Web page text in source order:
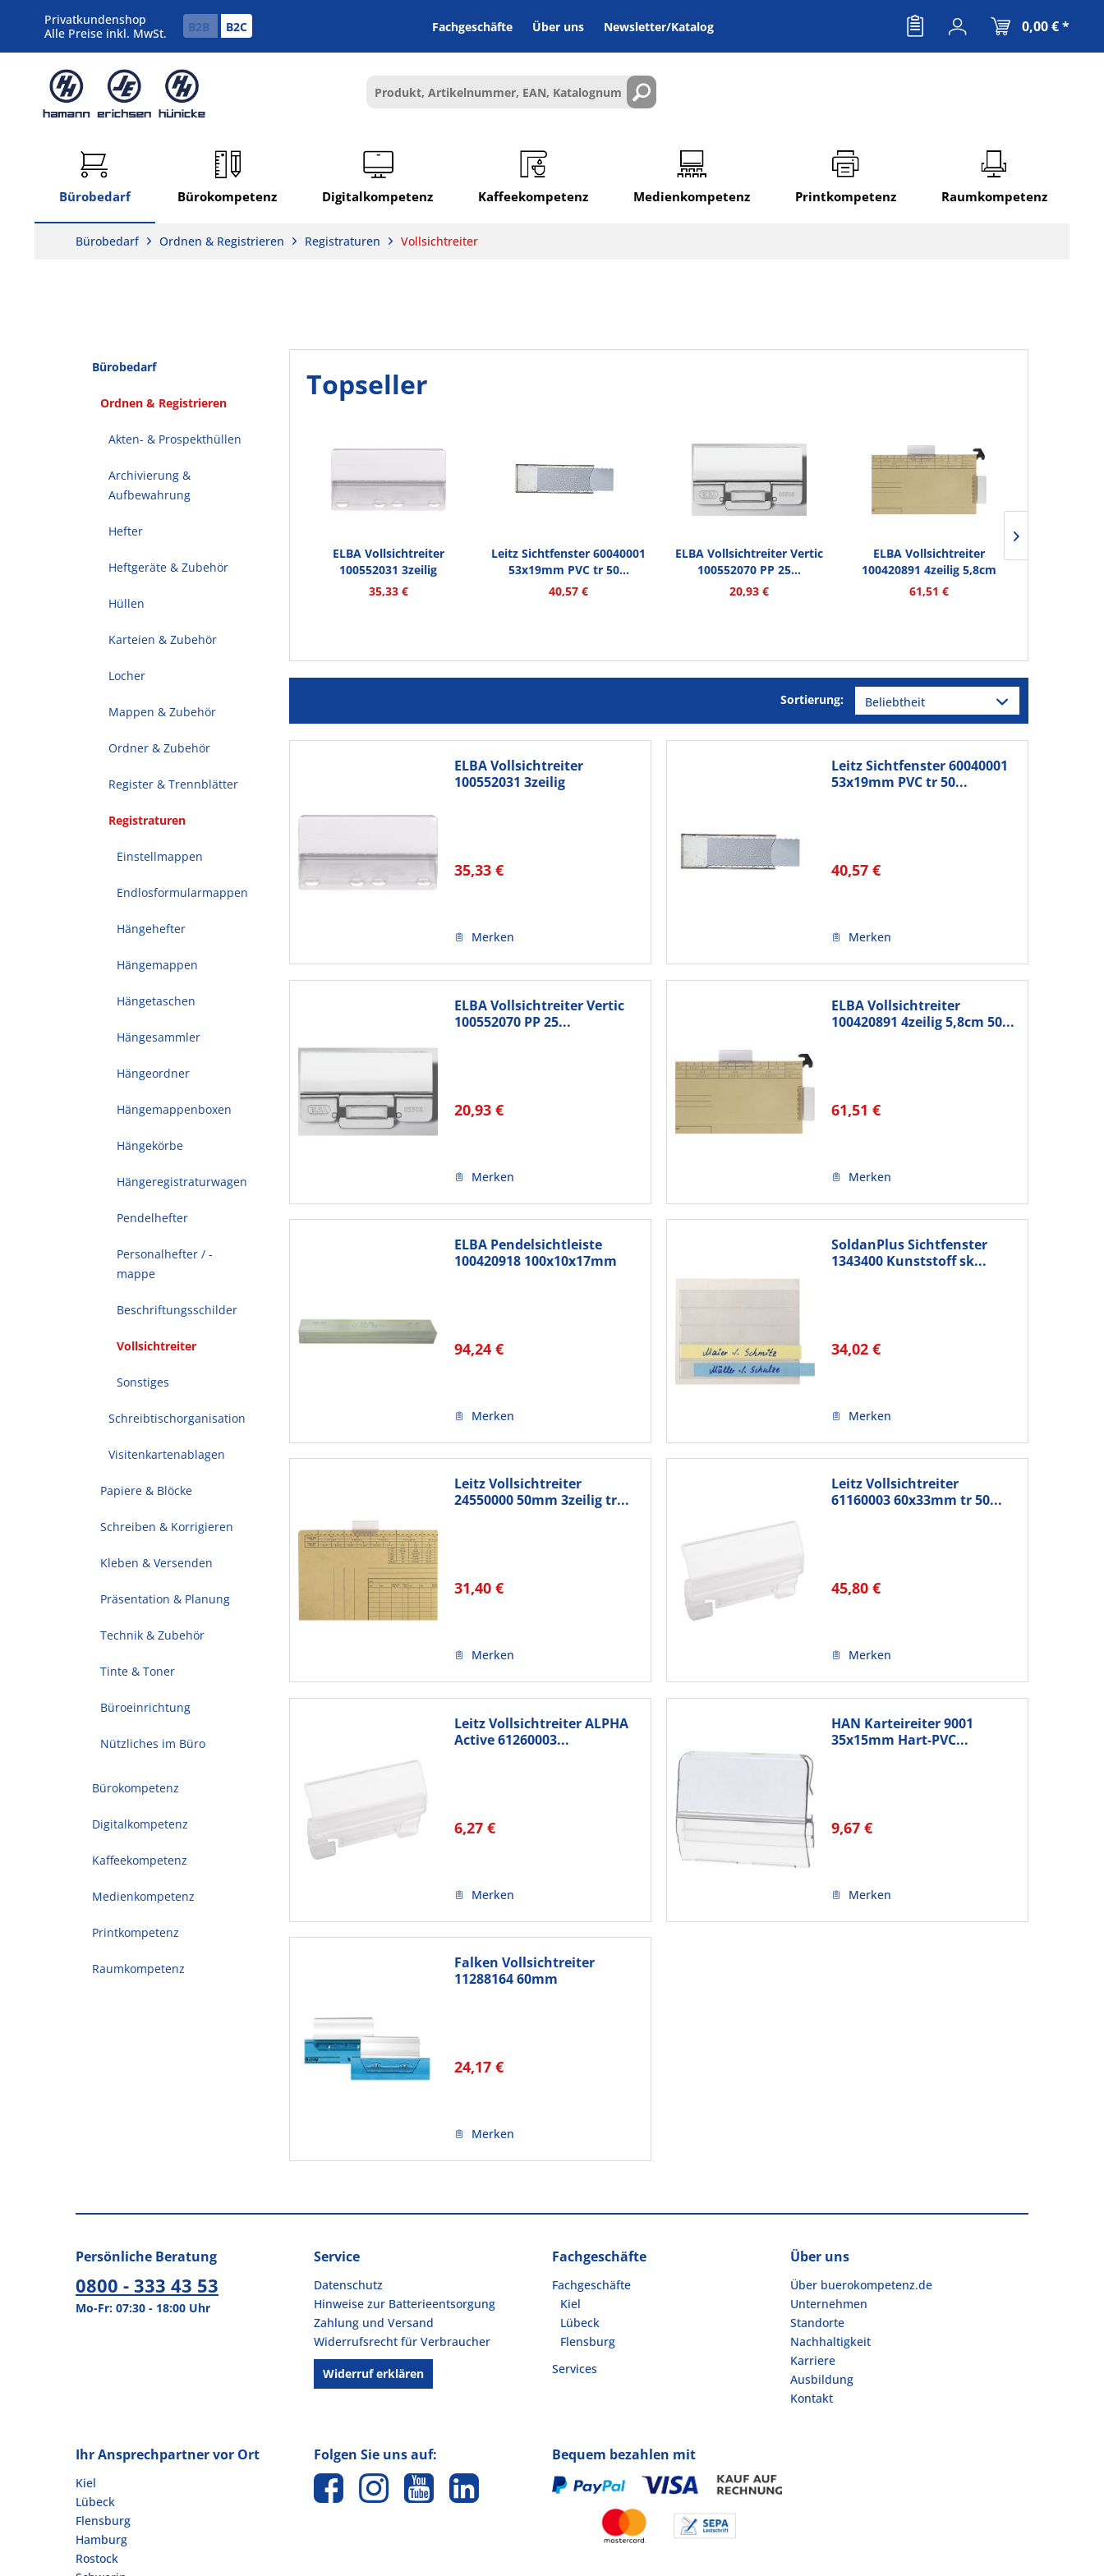
Privatkundenshop
Alle Preise inkl. MwSt.
B2B B2C Fachgeschäfte Über uns Newsletter/Katalog 0,00 € *
Bürobedarf Bürokompetenz Digitalkompetenz Kaffeekompetenz Medienkompetenz Printkompetenz Raumkompetenz
Bürobedarf Ordnen & Registrieren Registraturen Vollsichtreiter
Bürobedarf
Ordnen & Registrieren
Akten- & Prospekthüllen
Archivierung &
Aufbewahrung
Hefter
Heftgeräte & Zubehör
Hüllen
Karteien & Zubehör
Locher
Mappen & Zubehör
Ordner & Zubehör
Register & Trennblätter
Registraturen
Einstellmappen
Endlosformularmappen
Hängehefter
Hängemappen
Hängetaschen
Hängesammler
Hängeordner
Hängemappenboxen
Hängekörbe
Hängeregistraturwagen
Pendelhefter
Personalhefter / -
mappe
Beschriftungsschilder
Vollsichtreiter
Sonstiges
Schreibtischorganisation
Visitenkartenablagen
Papiere & Blöcke
Schreiben & Korrigieren
Kleben & Versenden
Präsentation & Planung
Technik & Zubehör
Tinte & Toner
Büroeinrichtung
Nützliches im Büro
Bürokompetenz
Digitalkompetenz
Kaffeekompetenz
Medienkompetenz
Printkompetenz
Raumkompetenz
Topseller
ELBA Vollsichtreiter
100552031 3zeilig
50x75mm...
35,33 €
Leitz Sichtfenster 60040001
53x19mm PVC tr 50...
40,57 €
ELBA Vollsichtreiter Vertic
100552070 PP 25...
20,93 €
ELBA Vollsichtreiter
100420891 4zeilig 5,8cm
50...
61,51 €
Sortierung:
ELBA Vollsichtreiter
100552031 3zeilig
35,33 €
Merken
Leitz Sichtfenster 60040001
53x19mm PVC tr 50...
40,57 €
Merken
ELBA Vollsichtreiter Vertic
100552070 PP 25...
20,93 €
Merken
ELBA Vollsichtreiter
100420891 4zeilig 5,8cm 50...
61,51 €
Merken
ELBA Pendelsichtleiste
100420918 100x10x17mm
94,24 €
Merken
SoldanPlus Sichtfenster
1343400 Kunststoff sk...
34,02 €
Merken
Leitz Vollsichtreiter
24550000 50mm 3zeilig tr...
31,40 €
Merken
Leitz Vollsichtreiter
61160003 60x33mm tr 50...
45,80 €
Merken
Leitz Vollsichtreiter ALPHA
Active 61260003...
6,27 €
Merken
HAN Karteireiter 9001
35x15mm Hart-PVC...
9,67 €
Merken
Falken Vollsichtreiter
11288164 60mm
24,17 €
Merken
Persönliche Beratung
0800 - 333 43 53
Mo-Fr: 07:30 - 18:00 Uhr
Service
Datenschutz
Hinweise zur Batterieentsorgung
Zahlung und Versand
Widerrufsrecht für Verbraucher
Widerruf erklären
Fachgeschäfte
Fachgeschäfte
Kiel
Lübeck
Flensburg
Services
Über uns
Über buerokompetenz.de
Unternehmen
Standorte
Nachhaltigkeit
Karriere
Ausbildung
Kontakt
Ihr Ansprechpartner vor Ort
Kiel
Lübeck
Flensburg
Hamburg
Rostock
Folgen Sie uns auf: Bequem bezahlen mit